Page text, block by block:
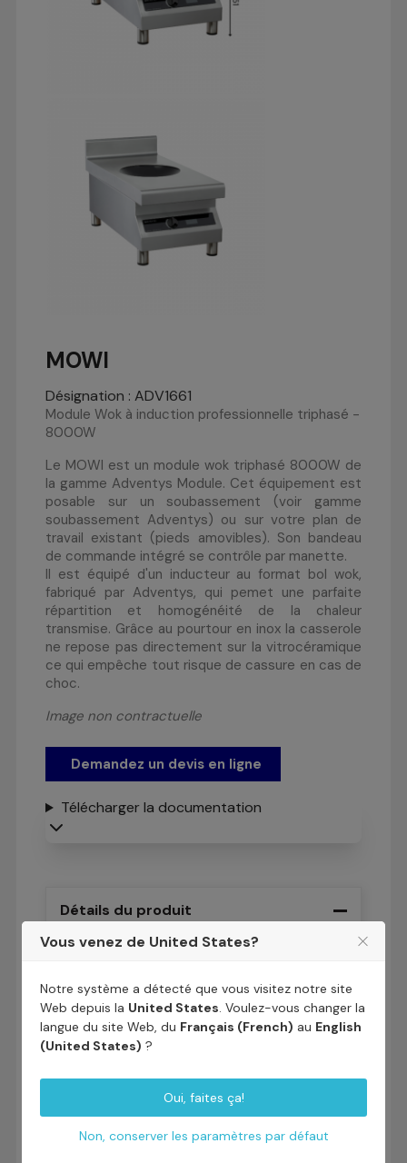
Détails du produit
Fiche technique
Composition
foyers
1
MOWI
Désignation : ADV1661
Module Wok à induction professionnelle triphasé -
8000W
Le MOWI est un module wok triphasé 8000W de
la gamme Adventys Module. Cet équipement est
posable sur un soubassement (voir gamme
soubassement Adventys) ou sur votre plan de
travail existant (pieds amovibles). Son bandeau
de commande intégré se contrôle par manette.
Il est équipé d'un inducteur au format bol wok,
fabriqué par Adventys, qui pemet une parfaite
répartition et homogénéité de la chaleur
transmise. Grâce au pourtour en inox la casserole
ne repose pas directement sur la vitrocéramique
ce qui empêche tout risque de cassure en cas de
choc.
Image non contractuelle
Demandez un devis en ligne
Télécharger la documentation
Vous venez de United States?
Notre système a détecté que vous visitez notre site
Web depuis la United States. Voulez-vous changer la
langue du site Web, du Français (French) au English
(United States) ?
Oui, faites ça!
Non, conserver les paramètres par défaut